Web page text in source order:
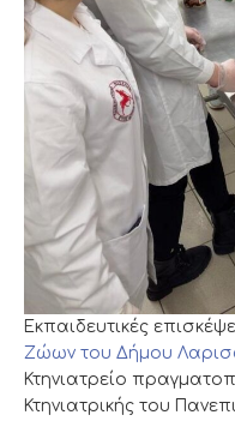
Εκπαιδευτικές
Ζώων του Δήμου
Κτηνιατρείο
Κτηνιατρικής του